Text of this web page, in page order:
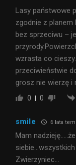
Lasy państwowe
zgodnie z
bez sprzeciwu –
wzrasta co
przeciwieństwie
grosz nie wierzę i
0 0
smile 6 lata
Mam
Zwierzyniec…